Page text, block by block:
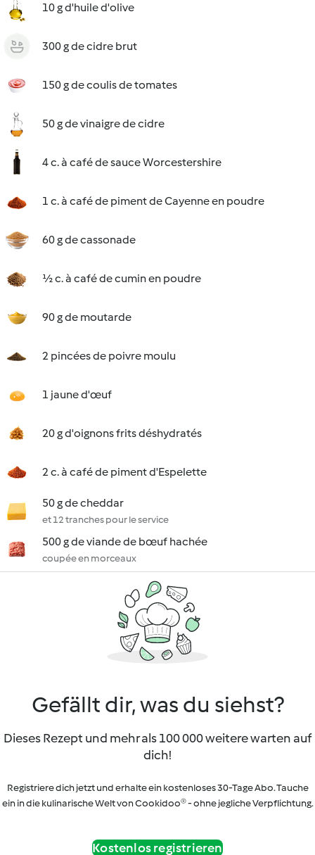
10 g d'huile d'olive
300 g de cidre brut
150 g de coulis de tomates
50 g de vinaigre de cidre
4 c. à café de sauce Worcestershire
1 c. à café de piment de Cayenne en poudre
60 g de cassonade
½ c. à café de cumin en poudre
90 g de moutarde
2 pincées de poivre moulu
1 jaune d'œuf
20 g d'oignons frits déshydratés
2 c. à café de piment d'Espelette
50 g de cheddar
et 12 tranches pour le service
500 g de viande de bœuf hachée
coupée en morceaux
Gefällt dir, was du siehst?
Dieses Rezept und mehr als 100 000 weitere warten auf
dich!
Registriere dich jetzt und erhalte ein kostenloses 30-Tage Abo. Tauche
ein in die kulinarische Welt von Cookidoo® - ohne jegliche Verpflichtung.
Kostenlos registrieren